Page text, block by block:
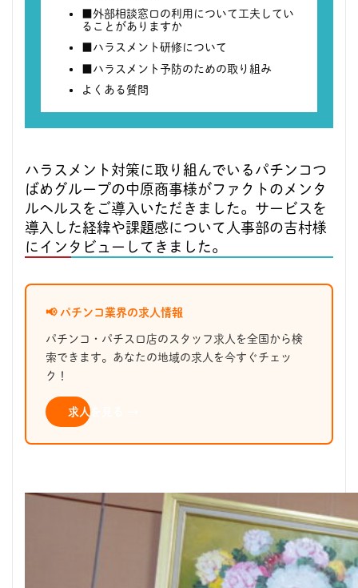
■外部相談窓口の利用について工夫してい
ることがありますか
■ハラスメント研修について
■ハラスメント予防のための取り組み
よくある質問
ハラスメント対策に取り組んでいるパチンコつ
ばめグループの中原商事様がファクトのメンタ
ルヘルスをご導入いただきました。サービスを
導入した経緯や課題感について人事部の吉村様
にインタビューしてきました。
📢 パチンコ業界の求人情報
パチンコ・パチスロ店のスタッフ求人を全国から検
索できます。あなたの地域の求人を今すぐチェッ
ク！
求人を見る →